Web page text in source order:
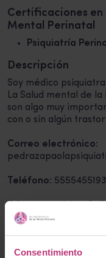
Consentimiento
Certificaciones en
Mental Perinatal
Psiquiatría
Descripción
Soy médico
La Salud mental de
son algo muy
con o sin algún
Correo electrónico:
Teléfono: 5555455193
Volver al listado